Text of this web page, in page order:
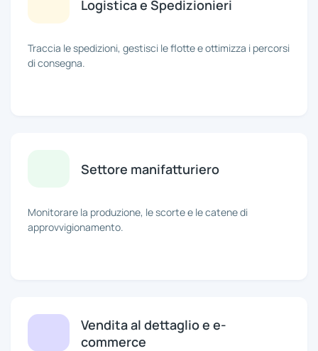
Logistica e Spedizionieri
Traccia le spedizioni, gestisci le flotte e ottimizza i percorsi
di consegna.
Settore manifatturiero
Monitorare la produzione, le scorte e le catene di
approvvigionamento.
Vendita al dettaglio e e-
commerce